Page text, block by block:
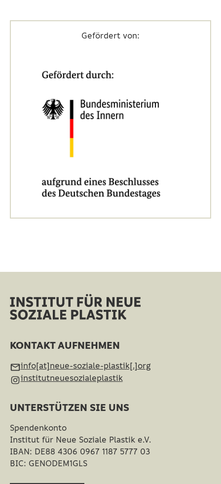
Gefördert von:
KONTAKT AUFNEHMEN
info[at]neue-soziale-plastik[.]org
institutneuesozialeplastik
UNTERSTÜTZEN SIE UNS
Spendenkonto
Institut für Neue Soziale Plastik e.V.
IBAN: DE88 4306 0967 1187 5777 03
BIC: GENODEM1GLS